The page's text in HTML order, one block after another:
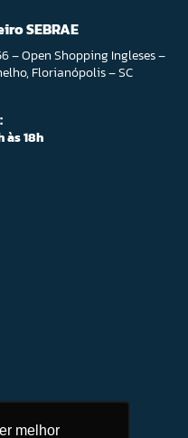
melhor
SEBRAE
– Open Shopping Ingleses –
Florianópolis – SC
às 18h